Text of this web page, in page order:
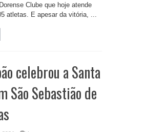
Clube que hoje atende
atletas. E apesar da vitória, ...
celebrou a Santa
São Sebastião de